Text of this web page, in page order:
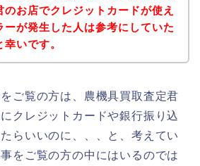
のお店でクレジットカードが使え
ーが発生した人は参考にしていた
いです。
ご覧の方は、農機具買取査定君
クレジットカードや銀行振り込
らいいのに、、、と、考えてい
をご覧の方の中にはいるのでは